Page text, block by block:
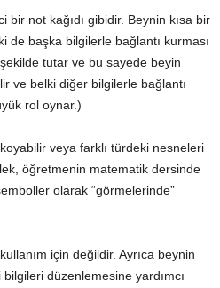
not kağıdı gibidir. Beynin kısa bir
de başka bilgilerle bağlantı kurması
tutar ve bu sayede beyin
ve belki diğer bilgilerle bağlantı
rol oynar.)
veya farklı türdeki nesneleri
öğretmenin matematik dersinde
olarak “görmelerinde”
için değildir. Ayrıca beynin
düzenlemesine yardımcı